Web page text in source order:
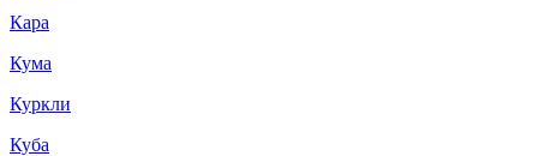
Кара
Кума
Куркли
Куба